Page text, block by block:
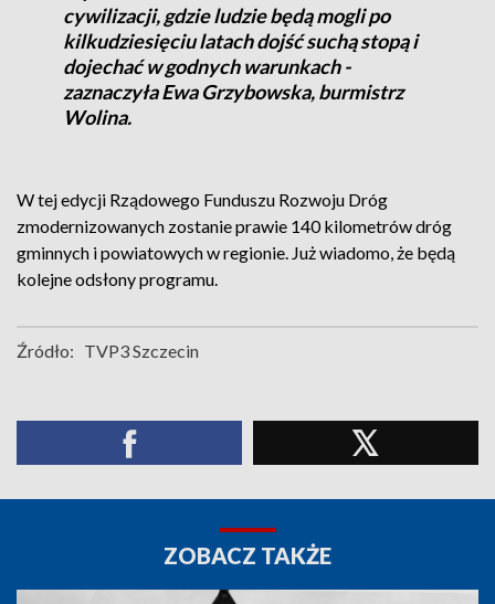
cywilizacji, gdzie ludzie będą mogli po
kilkudziesięciu latach dojść suchą stopą i
dojechać w godnych warunkach -
zaznaczyła Ewa Grzybowska, burmistrz
Wolina.
W tej edycji Rządowego Funduszu Rozwoju Dróg
zmodernizowanych zostanie prawie 140 kilometrów dróg
gminnych i powiatowych w regionie. Już wiadomo, że będą
kolejne odsłony programu.
Źródło: TVP3 Szczecin
ZOBACZ TAKŻE